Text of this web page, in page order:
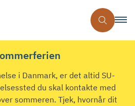
i Danmark, er det altid SU-
du skal kontakte med
sommeren. Tjek, hvornår dit